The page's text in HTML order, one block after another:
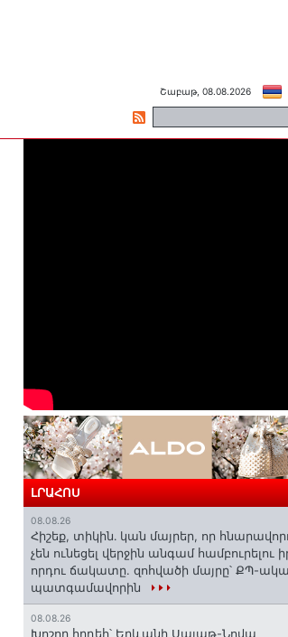
Շաբաթ, 08.08.2026
ԼՐԱՀՈՍ
08.08.26
Հիշեք, տիկին․ կան մայրեր, որ
չեն ունեցել վերջին անգամ համբուրելու
որդու ճակատը. զոհվածի մայրը՝ ՔՊ-
պատգամավորին
08.08.26
Խոշոր հրդեհ՝ Երևանի Սայաթ-Նովա